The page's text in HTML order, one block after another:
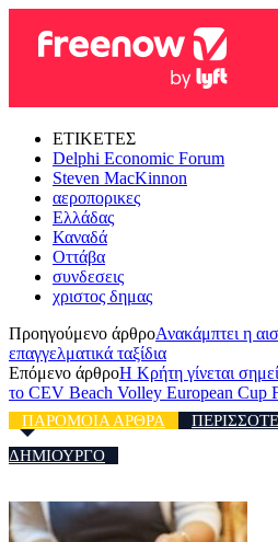
ΕΤΙΚΕΤΕΣ
Delphi Economic Forum
Steven MacKinnon
αεροπορικες
Ελλάδας
Καναδά
Οττάβα
συνδεσεις
χριστος δημας
Προηγούμενο άρθροΑνακάμπτει η
επαγγελματικά ταξίδια
Επόμενο άρθροΗ Κρήτη γίνεται
το CEV Beach Volley European Cup
ΠΑΡΟΜΟΙΑ ΑΡΘΡΑ
ΔΗΜΙΟΥΡΓΟ